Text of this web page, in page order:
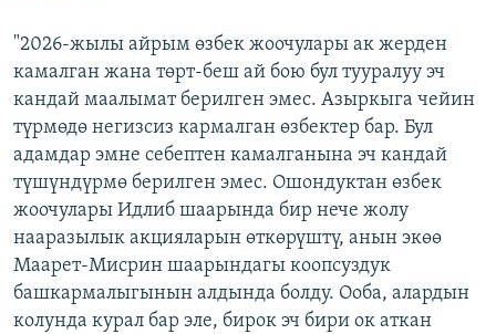
"2026-жылы айрым өзбек жоочулары ак жерден
камалган жана төрт-беш ай бою бул тууралуу эч
кандай маалымат берилген эмес. Азыркыга чейин
түрмөдө негизсиз кармалган өзбектер бар. Бул
адамдар эмне себептен камалганына эч кандай
түшүндүрмө берилген эмес. Ошондуктан өзбек
жоочулары Идлиб шаарында бир нече жолу
нааразылык акцияларын өткөрүштү, анын экөө
Маарет-Мисрин шаарындагы коопсуздук
башкармалыгынын алдында болду. Ооба, алардын
колунда курал бар эле, бирок эч бири ок аткан